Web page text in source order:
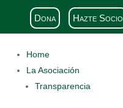
Dona Hazte Socio
Home
La Asociación
Transparencia